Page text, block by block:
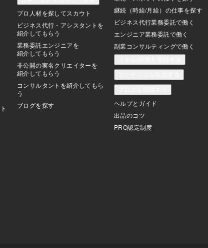
ることがあります
ーの一致に